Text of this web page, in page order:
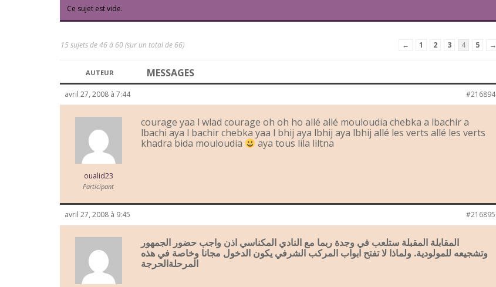
Ce sujet est vide.
15 sujets de 46 à 60 (sur un total de 66) ← 1 2 3 4 5 →
AUTEUR MESSAGES
avril 27, 2008 à 7:44 #216894
oualid23
Participant
courage yaa l wlad courage oh oh ho allé allé mouloudia chebka a lbachir a
lbachi aya l bachir chebka yaa l bhij aya lbhij aya lbhij allé les verts allé les verts
khadra bida mouloudia
aya tous lila liltna
avril 27, 2008 à 9:45 #216895
المقابلة المقبلة ستلعب في وجدة ربما مع النادي المكناسي اذن واجب حضور الجمهور
وتشجيعه للمولودية. ولماذا لا تفتح ابواب المركب الشرفي يكون الدخول مجانا وخاصة في هذه
المرحلةالحرجة